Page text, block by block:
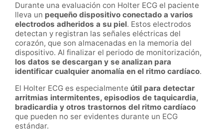
Durante una evaluación con Holter ECG el paciente
lleva un pequeño dispositivo conectado a varios
electrodos adheridos a su piel. Estos electrodos
detectan y registran las señales eléctricas del
corazón, que son almacenadas en la memoria del
dispositivo. Al finalizar el periodo de monitorización,
los datos se descargan y se analizan para
identificar cualquier anomalía en el ritmo cardíaco.
El Holter ECG es especialmente útil para detectar
arritmias intermitentes, episodios de taquicardia,
bradicardia y otros trastornos del ritmo cardíaco
que pueden no ser evidentes durante un ECG
estándar.